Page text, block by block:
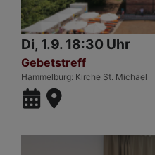
Di, 1.9. 18:30 Uhr
Gebetstreff
Hammelburg Kirche St. Michael